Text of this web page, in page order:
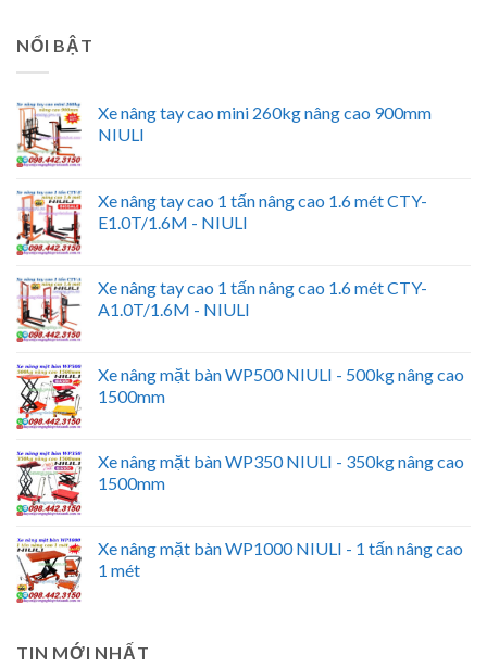
NỔI BẬT
Xe nâng tay cao mini 260kg nâng cao 900mm
NIULI
Xe nâng tay cao 1 tấn nâng cao 1.6 mét CTY-
E1.0T/1.6M - NIULI
Xe nâng tay cao 1 tấn nâng cao 1.6 mét CTY-
A1.0T/1.6M - NIULI
Xe nâng mặt bàn WP500 NIULI - 500kg nâng cao
1500mm
Xe nâng mặt bàn WP350 NIULI - 350kg nâng cao
1500mm
Xe nâng mặt bàn WP1000 NIULI - 1 tấn nâng cao
1 mét
TIN MỚI NHẤT